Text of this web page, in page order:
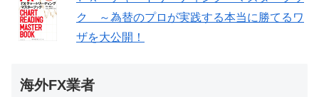
ク ～為替のプロが実践する本当に勝てるワ
ザを大公開！
海外FX業者